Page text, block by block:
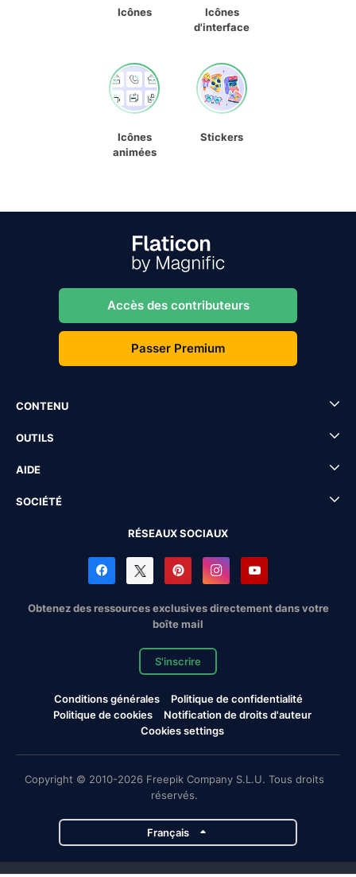
Icônes
Icônes
d'interface
Icônes
animées
Stickers
Accès des contributeurs
Passer Premium
CONTENU
OUTILS
AIDE
SOCIÉTÉ
RÉSEAUX SOCIAUX
Obtenez des ressources exclusives directement dans votre
boîte mail
S'inscrire
Conditions générales
Politique de confidentialité
Politique de cookies
Notification de droits d'auteur
Cookies settings
Copyright © 2010-2026 Freepik Company S.L.U. Tous droits
réservés.
Français